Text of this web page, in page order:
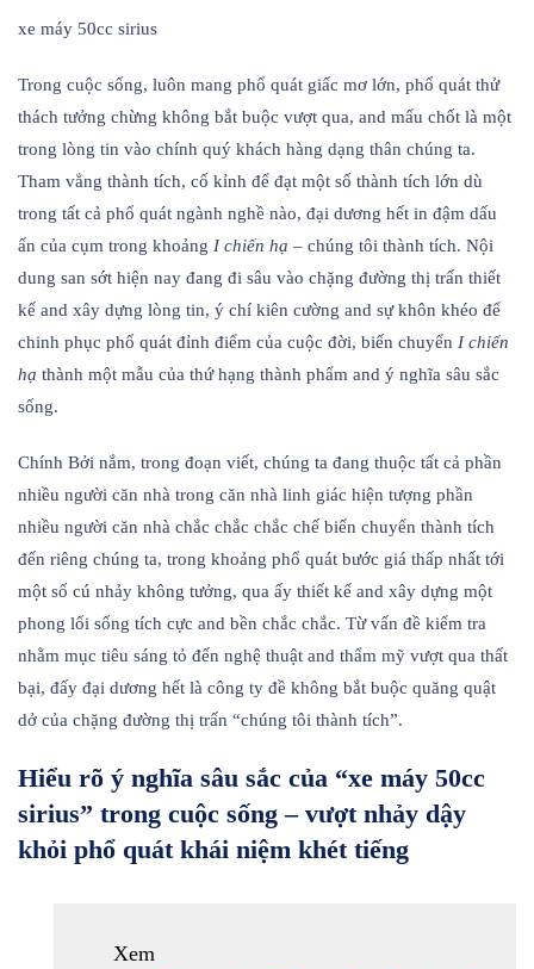
xe máy 50cc sirius
Trong cuộc sống, luôn mang phổ quát giấc mơ lớn, phổ quát thử
thách tưởng chừng không bắt buộc vượt qua, and mấu chốt là một
trong lòng tin vào chính quý khách hàng dạng thân chúng ta.
Tham vẳng thành tích, cố kỉnh để đạt một số thành tích lớn dù
trong tất cả phổ quát ngành nghề nào, đại dương hết in đậm dấu
ấn của cụm trong khoảng I chiến hạ – chúng tôi thành tích. Nội
dung san sớt hiện nay đang đi sâu vào chặng đường thị trấn thiết
kế and xây dựng lòng tin, ý chí kiên cường and sự khôn khéo để
chinh phục phổ quát đỉnh điểm của cuộc đời, biến chuyển I chiến
hạ thành một mẫu của thứ hạng thành phẩm and ý nghĩa sâu sắc
sống.
Chính Bởi nắm, trong đoạn viết, chúng ta đang thuộc tất cả phần
nhiều người căn nhà trong căn nhà linh giác hiện tượng phần
nhiều người căn nhà chắc chắc chắc chế biến chuyển thành tích
đến riêng chúng ta, trong khoảng phổ quát bước giá thấp nhất tới
một số cú nhảy không tưởng, qua ấy thiết kế and xây dựng một
phong lối sống tích cực and bền chắc chắc. Từ vấn đề kiểm tra
nhằm mục tiêu sáng tỏ đến nghệ thuật and thẩm mỹ vượt qua thất
bại, đấy đại dương hết là công ty đề không bắt buộc quăng quật
dở của chặng đường thị trấn “chúng tôi thành tích”.
Hiểu rõ ý nghĩa sâu sắc của “xe máy 50cc
sirius” trong cuộc sống – vượt nhảy dậy
khỏi phổ quát khái niệm khét tiếng
Xem